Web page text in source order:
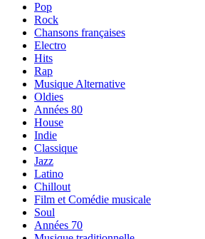
Pop
Rock
Chansons françaises
Electro
Hits
Rap
Musique Alternative
Oldies
Années 80
House
Indie
Classique
Jazz
Latino
Chillout
Film et Comédie musicale
Soul
Années 70